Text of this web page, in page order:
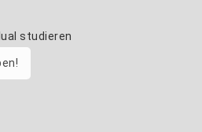
studieren